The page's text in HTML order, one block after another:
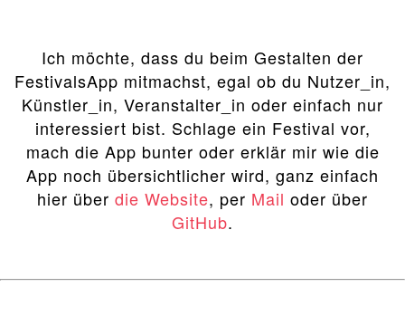
Ich möchte, dass du beim Gestalten der
FestivalsApp mitmachst, egal ob du Nutzer_in,
Künstler_in, Veranstalter_in oder einfach nur
interessiert bist. Schlage ein Festival vor,
mach die App bunter oder erklär mir wie die
App noch übersichtlicher wird, ganz einfach
hier über die Website, per Mail oder über
GitHub.